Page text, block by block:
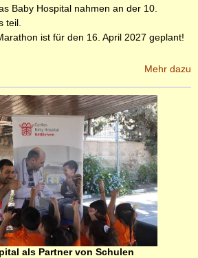
Baby Hospital nahmen an der 10.
teil.
ist für den 16. April 2027 geplant!
Mehr dazu
als Partner von Schulen